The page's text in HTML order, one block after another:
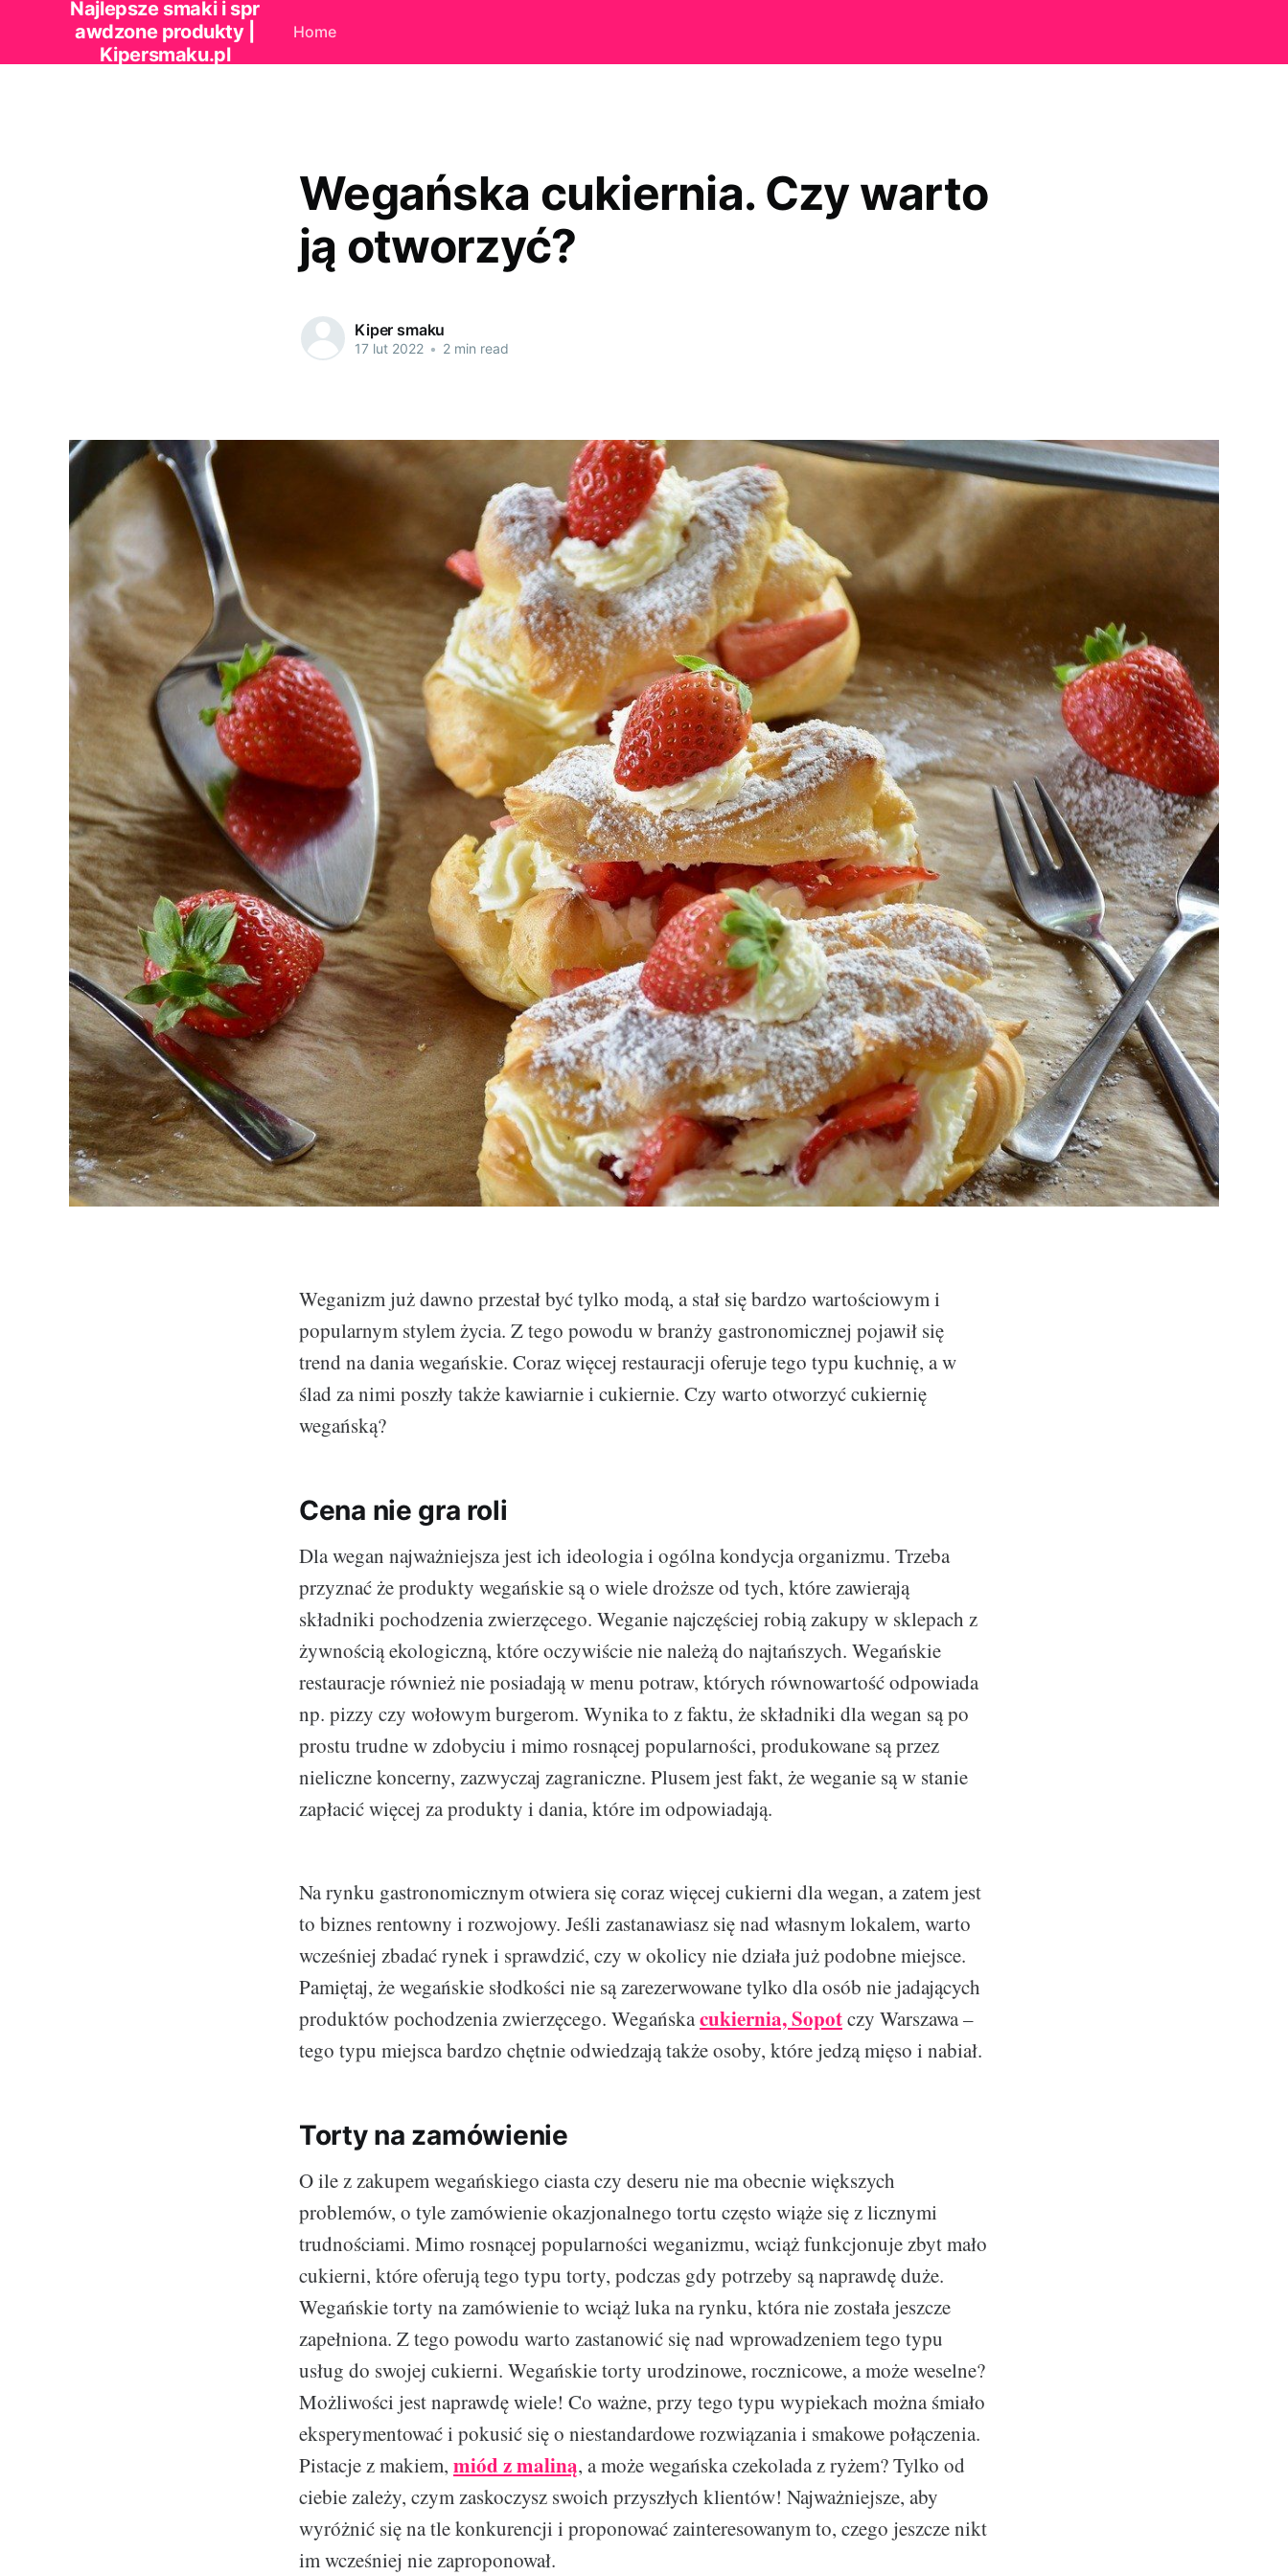
Najlepsze smaki i spr
awdzone produkty |
Kipersmaku.pl
Home
Wegańska cukiernia. Czy warto
ją otworzyć?
Kiper smaku
17 lut 2022 • 2 min read
Weganizm już dawno przestał być tylko modą, a stał się bardzo wartościowym i
popularnym stylem życia. Z tego powodu w branży gastronomicznej pojawił się
trend na dania wegańskie. Coraz więcej restauracji oferuje tego typu kuchnię, a w
ślad za nimi poszły także kawiarnie i cukiernie. Czy warto otworzyć cukiernię
wegańską?
Cena nie gra roli
Dla wegan najważniejsza jest ich ideologia i ogólna kondycja organizmu. Trzeba
przyznać że produkty wegańskie są o wiele droższe od tych, które zawierają
składniki pochodzenia zwierzęcego. Weganie najczęściej robią zakupy w sklepach z
żywnością ekologiczną, które oczywiście nie należą do najtańszych. Wegańskie
restauracje również nie posiadają w menu potraw, których równowartość odpowiada
np. pizzy czy wołowym burgerom. Wynika to z faktu, że składniki dla wegan są po
prostu trudne w zdobyciu i mimo rosnącej popularności, produkowane są przez
nieliczne koncerny, zazwyczaj zagraniczne. Plusem jest fakt, że weganie są w stanie
zapłacić więcej za produkty i dania, które im odpowiadają.
Na rynku gastronomicznym otwiera się coraz więcej cukierni dla wegan, a zatem jest
to biznes rentowny i rozwojowy. Jeśli zastanawiasz się nad własnym lokalem, warto
wcześniej zbadać rynek i sprawdzić, czy w okolicy nie działa już podobne miejsce.
Pamiętaj, że wegańskie słodkości nie są zarezerwowane tylko dla osób nie jadających
produktów pochodzenia zwierzęcego. Wegańskacukiernia, Sopotczy Warszawa –
tego typu miejsca bardzo chętnie odwiedzają także osoby, które jedzą mięso i nabiał.
Torty na zamówienie
O ile z zakupem wegańskiego ciasta czy deseru nie ma obecnie większych
problemów, o tyle zamówienie okazjonalnego tortu często wiąże się z licznymi
trudnościami. Mimo rosnącej popularności weganizmu, wciąż funkcjonuje zbyt mało
cukierni, które oferują tego typu torty, podczas gdy potrzeby są naprawdę duże.
Wegańskie torty na zamówienie to wciąż luka na rynku, która nie została jeszcze
zapełniona. Z tego powodu warto zastanowić się nad wprowadzeniem tego typu
usług do swojej cukierni. Wegańskie torty urodzinowe, rocznicowe, a może weselne?
Możliwości jest naprawdę wiele! Co ważne, przy tego typu wypiekach można śmiało
eksperymentować i pokusić się o niestandardowe rozwiązania i smakowe połączenia.
Pistacje z makiem, miód z maliną, a może wegańska czekolada z ryżem? Tylko od
ciebie zależy, czym zaskoczysz swoich przyszłych klientów! Najważniejsze, aby
wyróżnić się na tle konkurencji i proponować zainteresowanym to, czego jeszcze nikt
im wcześniej nie zaproponował.